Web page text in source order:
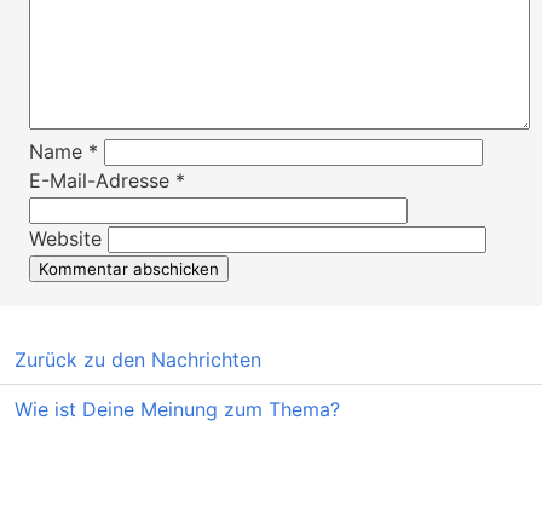
Name *
E-Mail-Adresse *
Website
Zurück zu den Nachrichten
Wie ist Deine Meinung zum Thema?